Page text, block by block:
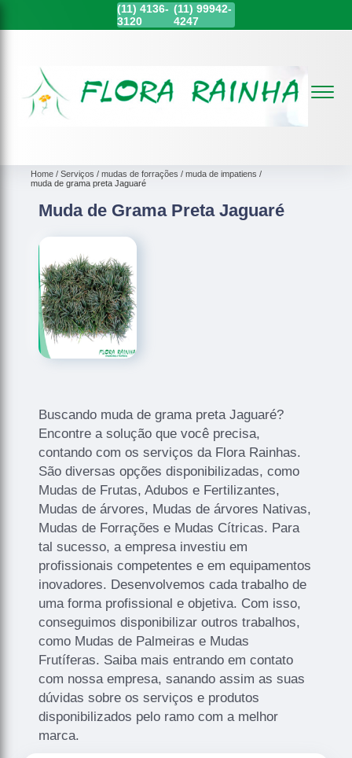
(11) 4136-
3120
(11)99942-
4247
Home Serviços mudas de forrações
muda de impatiens
muda de grama preta Jaguaré
Muda de Grama Preta Jaguaré
Buscando muda de grama preta Jaguaré?
Encontre a solução que você precisa,
contando com os serviços da Flora Rainhas.
São diversas opções disponibilizadas, como
Mudas de Frutas, Adubos e Fertilizantes,
Mudas de árvores, Mudas de árvores Nativas,
Mudas de Forrações e Mudas Cítricas. Para
tal sucesso, a empresa investiu em
profissionais competentes e em equipamentos
inovadores. Desenvolvemos cada trabalho de
uma forma profissional e objetiva. Com isso,
conseguimos disponibilizar outros trabalhos,
como Mudas de Palmeiras e Mudas
Frutíferas. Saiba mais entrando em contato
com nossa empresa, sanando assim as suas
dúvidas sobre os serviços e produtos
disponibilizados pelo ramo com a melhor
marca.